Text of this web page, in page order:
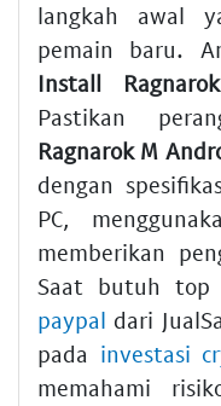
langkah awal
pemain baru.
Install Ragnarok
Pastikan
Ragnarok M
dengan
PC,
memberikan
Saat butuh top
paypal dari
pada investasi
memahami